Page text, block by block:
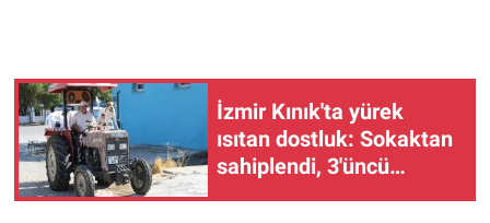
İzmir Kınık'ta yürek
ısıtan dostluk: Sokaktan
sahiplendi, 3'üncü